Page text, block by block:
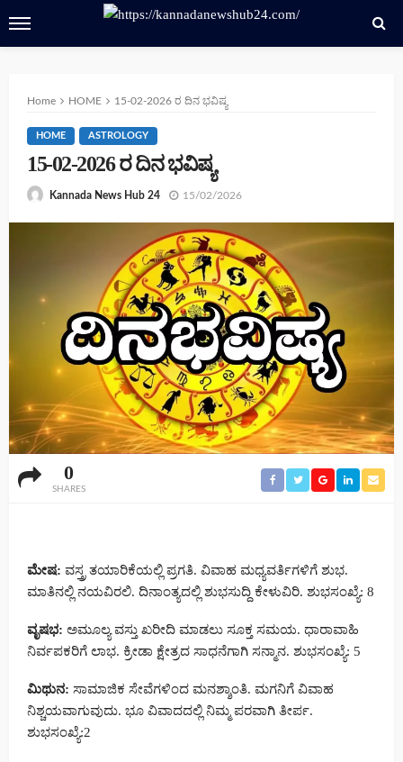
Home HOME 15-02-2026 ರ ದಿನ ಭವಿಷ್ಯ
HOME ASTROLOGY
15-02-2026 ರ ದಿನ ಭವಿಷ್ಯ
Kannada News Hub 24 15/02/2026
0
SHARES
ಮೇಷ: ವಸ್ತ್ರ ತಯಾರಿಕೆಯಲ್ಲಿ ಪ್ರಗತಿ. ವಿವಾಹ ಮಧ್ಯವರ್ತಿಗಳಿಗೆ ಶುಭ.
ಮಾತಿನಲ್ಲಿ ನಯವಿರಲಿ. ದಿನಾಂತ್ಯದಲ್ಲಿ ಶುಭಸುದ್ದಿ ಕೇಳುವಿರಿ. ಶುಭಸಂಖ್ಯೆ: 8
ವೃಷಭ: ಅಮೂಲ್ಯ ವಸ್ತು ಖರೀದಿ ಮಾಡಲು ಸೂಕ್ತ ಸಮಯ. ಧಾರಾವಾಹಿ
ನಿರ್ವಪಕರಿಗೆ ಲಾಭ. ಕ್ರೀಡಾ ಕ್ಷೇತ್ರದ ಸಾಧನೆಗಾಗಿ ಸನ್ಮಾನ. ಶುಭಸಂಖ್ಯೆ: 5
ಮಿಥುನ: ಸಾಮಾಜಿಕ ಸೇವೆಗಳಿಂದ ಮನಶ್ಶಾಂತಿ. ಮಗನಿಗೆ ವಿವಾಹ
ನಿಶ್ಚಯವಾಗುವುದು. ಭೂ ವಿವಾದದಲ್ಲಿ ನಿಮ್ಮ ಪರವಾಗಿ ತೀರ್ಪ.
ಶುಭಸಂಖ್ಯೆ:2